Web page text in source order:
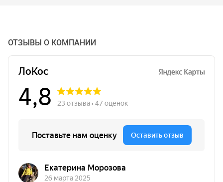
ОТЗЫВЫ О КОМПАНИИ